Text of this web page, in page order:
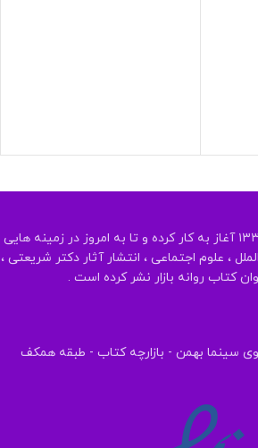
انتشارات چاپخش از سال ۱۳۳۶ آغاز به کار کرده و تا به امروز در زمینه هایی
، علوم اجتماعی ، انتشار آثار دکتر شریعتی ،
سینما بهمن - بازارچه کتاب - طبقه همکف